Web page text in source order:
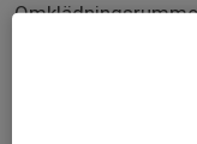
vara ombytta och